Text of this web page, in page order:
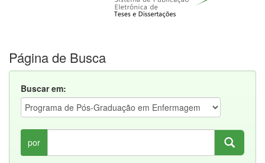
Página de Busca
Buscar em:
por